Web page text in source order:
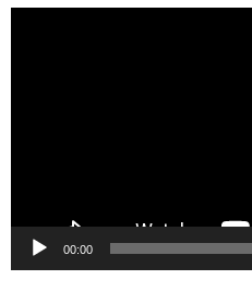
00:00